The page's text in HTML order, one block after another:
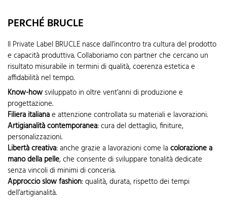
PERCHÉ BRUCLE
Il Private Label BRUCLE nasce dall’incontro tra cultura del prodotto
e capacità produttiva. Collaboriamo con partner che cercano un
risultato misurabile in termini di qualità, coerenza estetica e
affidabilità nel tempo.
Know-how sviluppato in oltre vent’anni di produzione e
progettazione.
Filiera italianae attenzione controllata su materiali e lavorazioni.
Artigianalità contemporanea: cura del dettaglio, finiture,
personalizzazioni.
Libertà creativa: anche grazie a lavorazioni come lacolorazione a
mano della pelle, che consente di sviluppare tonalità dedicate
senza vincoli di minimi di conceria.
Approccio slow fashion: qualità, durata, rispetto dei tempi
dell’artigianalità.